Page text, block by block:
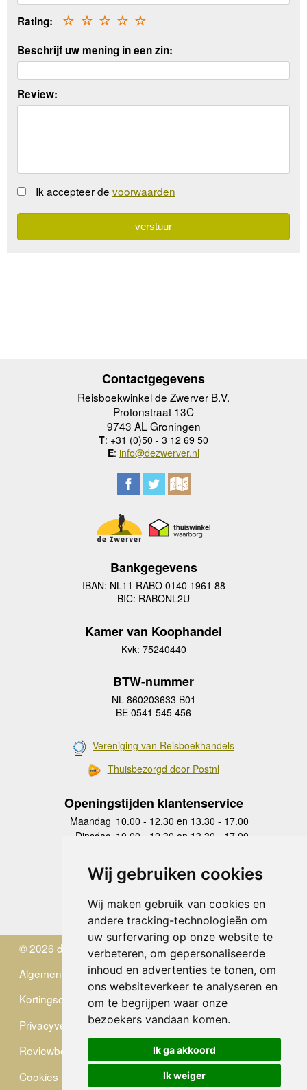
Wij gebruiken cookies
Wij maken gebruik van cookies en
andere tracking-technologieën om
uw surfervaring op onze website te
verbeteren, om gepersonaliseerde
inhoud en advertenties te tonen, om
ons websiteverkeer te analyseren en
om te begrijpen waar onze
bezoekers vandaan komen.
Ik ga akkoord
Ik weiger
Rating: ☆
☆
☆
☆
☆
Beschrijf uw mening in een zin:
Review:
Ik accepteer de voorwaarden
Contactgegevens
Reisboekwinkel de Zwerver B.V.
Protonstraat 13C
9743 AL Groningen
T: +31 (0)50 - 3 12 69 50
E: info@dezwerver.nl
Bankgegevens
IBAN: NL11 RABO 0140 1961 88
BIC: RABONL2U
Kamer van Koophandel
Kvk: 75240440
BTW-nummer
NL 860203633 B01
BE 0541 545 456
Vereniging van Reisboekhandels
Thuisbezorgd door Postnl
Openingstijden klantenservice
Maandag 10.00 - 12.30 en 13.30 - 17.00
Dinsdag 10.00 - 12.30 en 13.30 - 17.00
Donderdag
10.00 - 12.30 en 13.30 - 17.00
Vrijdag 10.00 - 12.30 en 13.30 - 17.00
Zaterdag
gesloten
Zondag gesloten
© 2026 de Zwerver
Algemene Voorwaarden
Kortingscode
Privacyverklaring
Reviewbeleid
Cookies